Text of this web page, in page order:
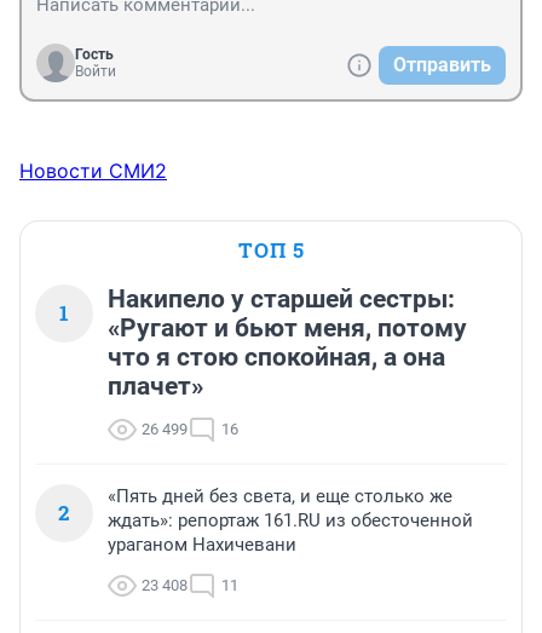
Гость
Войти
Отправить
Новости СМИ2
ТОП 5
1
Накипело у старшей сестры:
«Ругают и бьют меня, потому
что я стою спокойная, а она
плачет»
26 499 16
2
«Пять дней без света, и еще столько же
ждать»: репортаж 161.RU из обесточенной
ураганом Нахичевани
23 408 11